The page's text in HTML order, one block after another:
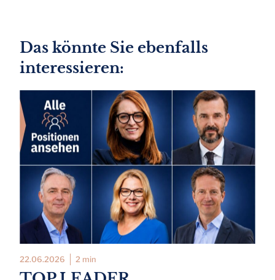
Das könnte Sie ebenfalls
interessieren:
22.06.2026 2 min